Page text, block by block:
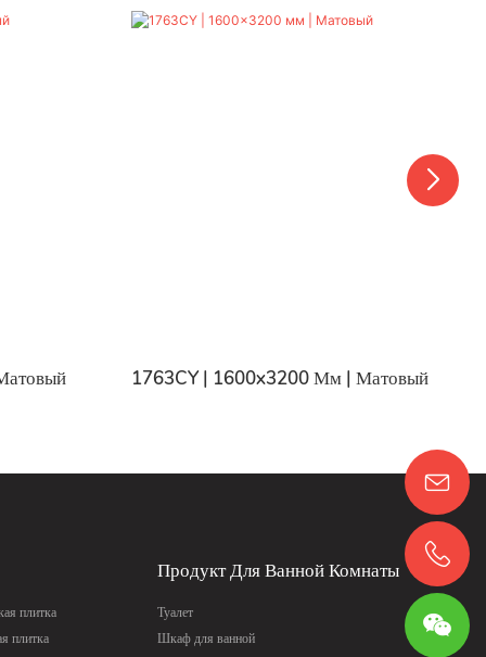
1763CY | 1600x3200 Мм | Матовый
плитка
плитка
Продукт Для Ванной Комнаты
Туалет
Шкаф для ванной